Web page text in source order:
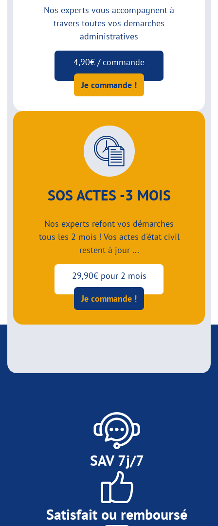
Nos experts vous accompagnent à
travers toutes vos demarches
administratives
4,90€ / commande
Je commande !
SOS ACTES -3 MOIS
Nos experts refont vos démarches
tous les 2 mois ! Vos actes d'état civil
restent à jour ...
29,90€ pour 2 mois
Je commande !
SAV 7j/7
Satisfait ou remboursé